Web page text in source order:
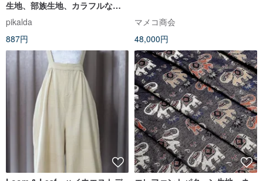
生地、部族生地、カラフルなネ
イティブ生地、手工芸品生地、
テキスタイル1/2ヤード
pikalda
887円
マメコ商会
48,000円